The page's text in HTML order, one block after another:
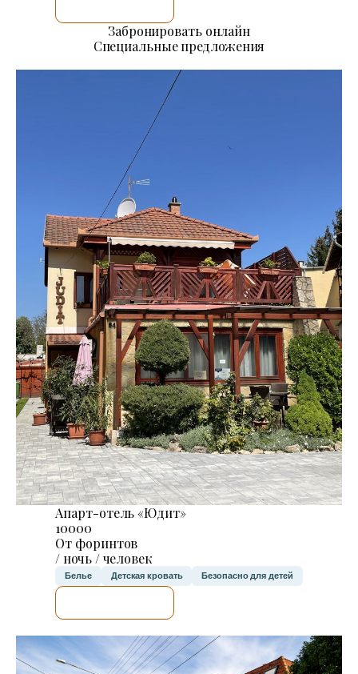
Забронировать онлайн
Специальные предложения
Апарт-отель «Юдит»
10000
От форинтов
/ ночь / человек
Белье Детская кровать Безопасно для детей